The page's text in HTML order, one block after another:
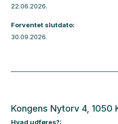
22.06.2026.
Forventet slutdato:
30.09.2026.
Kongens Nytorv 4, 1050
Hvad udføres?: